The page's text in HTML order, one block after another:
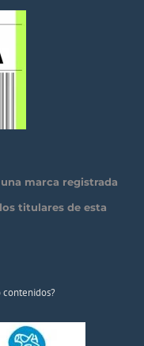
marca registrada
titulares de esta
contenidos?